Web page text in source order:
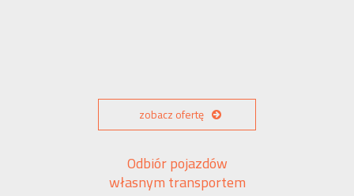
zobacz ofertę
Odbiór pojazdów
własnym transportem